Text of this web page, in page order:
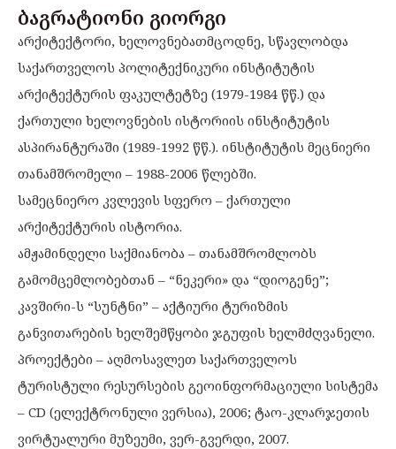
ბაგრატიონი გიორგი
არქიტექტორი, ხელოვნებათმცოდნე, სწავლობდა
საქართველოს პოლიტექნიკური ინსტიტუტის
არქიტექტურის ფაკულტეტზე (1979-1984 წწ.) და
ქართული ხელოვნების ისტორიის ინსტიტუტის
ასპირანტურაში (1989-1992 წწ.). ინსტიტუტის მეცნიერი
თანამშრომელი – 1988-2006 წლებში.
სამეცნიერო კვლევის სფერო – ქართული
არქიტექტურის ისტორია.
ამჟამინდელი საქმიანობა – თანამშრომლობს
გამომცემლობებთან – “ნეკერი» და “დიოგენე”;
კავშირი-ს “სუნტნი” – აქტიური ტურიზმის
განვითარების ხელშემწყობი ჯგუფის ხელმძღვანელი.
პროექტები – აღმოსავლეთ საქართველოს
ტურისტული რესურსების გეოინფორმაციული სისტემა
– CD (ელექტრონული ვერსია), 2006; ტაო-კლარჯეთის
ვირტუალური მუზეუმი, ვერ-გვერდი, 2007.